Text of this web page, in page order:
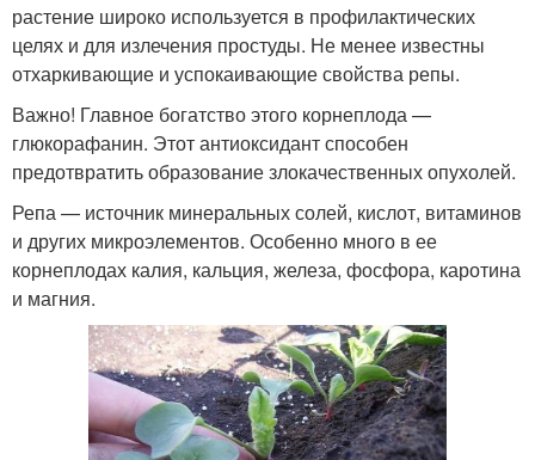
растение широко используется в профилактических
целях и для излечения простуды. Не менее известны
отхаркивающие и успокаивающие свойства репы.
Важно! Главное богатство этого корнеплода —
глюкорафанин. Этот антиоксидант способен
предотвратить образование злокачественных опухолей.
Репа — источник минеральных солей, кислот, витаминов
и других микроэлементов. Особенно много в ее
корнеплодах калия, кальция, железа, фосфора, каротина
и магния.